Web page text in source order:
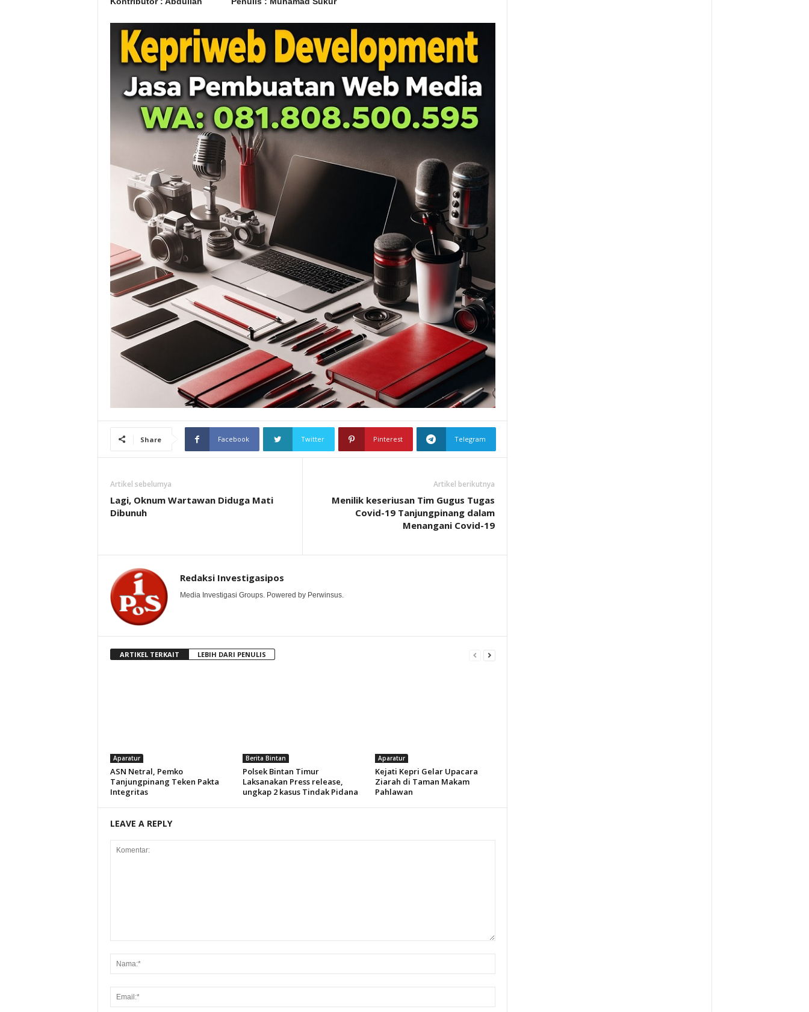
Share Facebook Twitter Pinterest Telegram
Artikel sebelumya
Lagi, Oknum Wartawan Diduga Mati
Dibunuh
Artikel berikutnya
Menilik keseriusan Tim Gugus Tugas
Covid-19 Tanjungpinang dalam
Menangani Covid-19
Redaksi Investigasipos
Media Investigasi Groups. Powered by Perwinsus.
ARTIKEL TERKAIT LEBIH DARI PENULIS
Aparatur
ASN Netral, Pemko
Tanjungpinang Teken Pakta
Integritas
Berita Bintan
Polsek Bintan Timur
Laksanakan Press release,
ungkap 2 kasus Tindak Pidana
Aparatur
Kejati Kepri Gelar Upacara
Ziarah di Taman Makam
Pahlawan
LEAVE A REPLY